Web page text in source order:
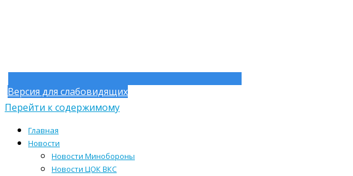
Версия для слабовидящих
Перейти к содержимому
Главная
Новости
Новости Минобороны
Новости ЦОК ВКС